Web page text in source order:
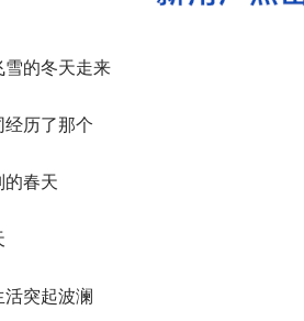
雪的冬天走来
经历了那个
的春天
活突起波澜